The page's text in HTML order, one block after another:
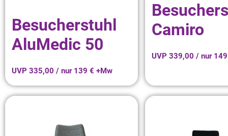
Besucherstuhl
AluMedic 50
UVP 335,00 / nur 139 € +Mw
Camiro
UVP 339,00 / nur